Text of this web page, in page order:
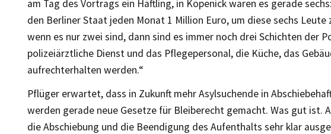
am Tag des Vortrags ein Häftling, in Köpenick waren es gerade
den Berliner Staat jeden Monat 1 Million Euro, um diese sechs Leute
wenn es nur zwei sind, dann sind es immer noch drei Schichten der
polizeiärztliche Dienst und das Pflegepersonal, die Küche, das
aufrechterhalten werden.“
Pflüger erwartet, dass in Zukunft mehr Asylsuchende in
werden gerade neue Gesetze für Bleiberecht gemacht. Was gut ist.
die Abschiebung und die Beendigung des Aufenthalts sehr klar